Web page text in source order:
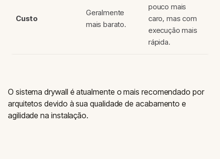
Custo
Geralmente
mais barato.
pouco mais
caro, mas com
execução mais
rápida.
O sistema drywall é atualmente o mais recomendado por
arquitetos devido à sua qualidade de acabamento e
agilidade na instalação.